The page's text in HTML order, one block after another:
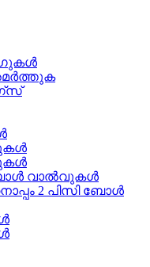
വാൽവുകൾ
2 പിസി ബോൾ